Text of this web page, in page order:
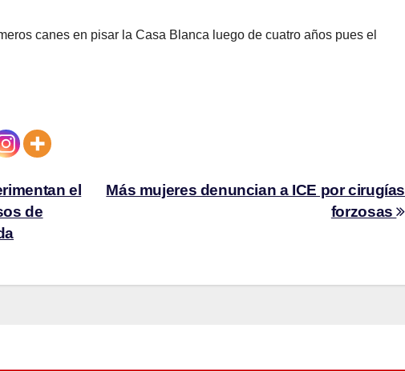
canes en pisar la Casa Blanca luego de cuatro años pues el
Más mujeres denuncian a ICE por cirugías
forzosas
el
de